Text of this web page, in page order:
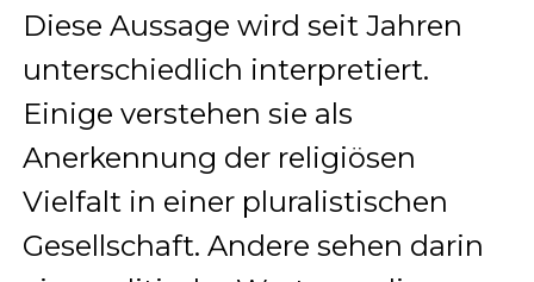
Diese Aussage wird seit Jahren
unterschiedlich interpretiert.
Einige verstehen sie als
Anerkennung der religiösen
Vielfalt in einer pluralistischen
Gesellschaft. Andere sehen darin